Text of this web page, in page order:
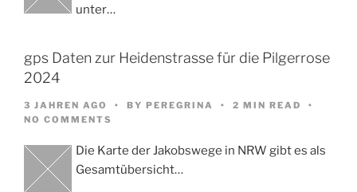
unter…
gps Daten zur Heidenstrasse für die Pilgerrose
2024
3 JAHREN AGO BY PEREGRINA
2 MIN READ
NO COMMENTS
Die Karte der Jakobswege in NRW gibt es als
Gesamtübersicht…